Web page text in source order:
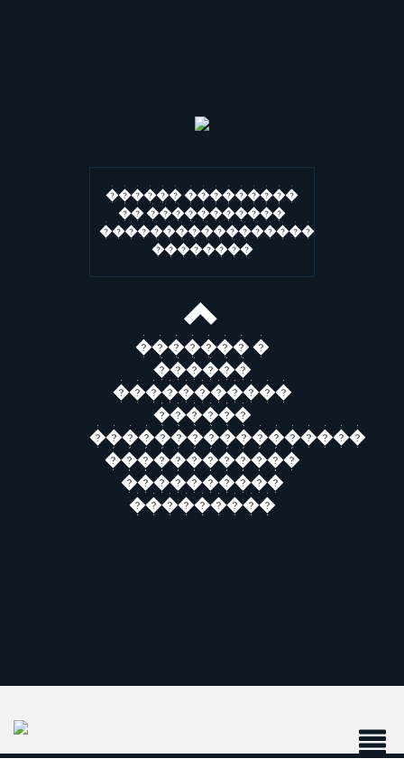
������ ���������
�� �����������
�����������������
��������
������� �
������
�����������
������
�����������������
������������
����������
���������